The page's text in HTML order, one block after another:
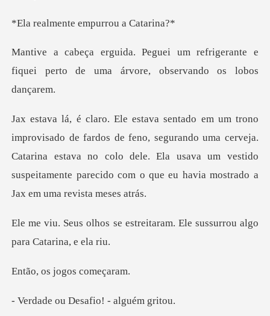
te empurrou
refrigerante e
fiquei perto de uma á
eno, segurando uma cerveja.
Catarina estava no colo dele. Ela usava um vestido
su
streitaram. Ele sussurrou a
s jogos
Desafio! -